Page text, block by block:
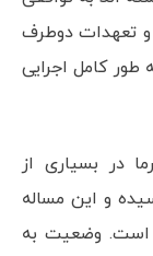
و تعهدات دوطرف
طور کامل اجرایی
در بسیاری از
و این مساله
است. وضعیت به